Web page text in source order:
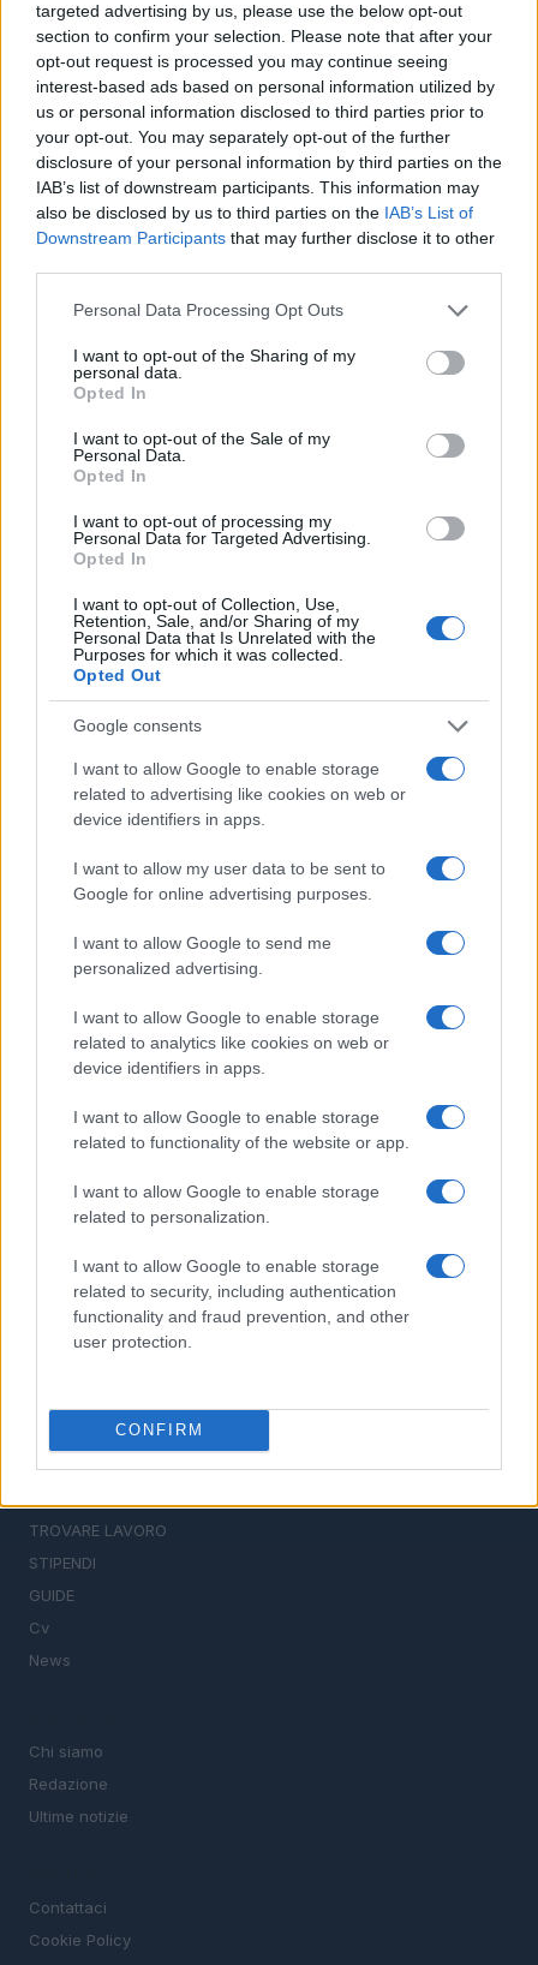
targeted advertising by us, please use the below opt-out
section to confirm your selection. Please note that after your
opt-out request is processed you may continue seeing
interest-based ads based on personal information utilized by
us or personal information disclosed to third parties prior to
your opt-out. You may separately opt-out of the further
disclosure of your personal information by third parties on the
IAB’s list of downstream participants. This information may
also be disclosed by us to third parties on the IAB’s List of
Downstream Participants that may further disclose it to other
Please note that this website/app uses one or more Google
not limited to your visit or usage behaviour. You may click to
grant or deny consent to Google and its third-party tags to
use your data for below specified purposes in below Google
consent section.
Personal Data Processing Opt Outs
I want to opt-out of the Sharing of my
personal data.
Opted In
I want to opt-out of the Sale of my
Personal Data.
Opted In
I want to opt-out of processing my
Personal Data for Targeted Advertising.
Opted In
I want to opt-out of Collection, Use,
Retention, Sale, and/or Sharing of my
Personal Data that Is Unrelated with the
Purposes for which it was collected.
Opted Out
Google consents
I want to allow Google to enable storage
related to advertising like cookies on web or
device identifiers in apps.
I want to allow my user data to be sent to
Google for online advertising purposes.
I want to allow Google to send me
personalized advertising.
I want to allow Google to enable storage
related to analytics like cookies on web or
device identifiers in apps.
I want to allow Google to enable storage
related to functionality of the website or app.
I want to allow Google to enable storage
related to personalization.
I want to allow Google to enable storage
related to security, including authentication
functionality and fraud prevention, and other
user protection.
CONFIRM
La candidatura di Irsina per Capitale Italiana della
Cultura 2029
Susanna Riva · 5 Ago 2026
BREAKING NEWS
Multe ai genitori per i colloqui saltati: la decisione di
Bolzano
Paolo Mariani · 4 Ago 2026
PIÙ LETTI
C’è posta per te, stasera 25 gennaio: gli ospiti e le
Controlli nel settore turistico-alberghiero: dati
allarmanti su lavoro e sicurezza
La candidatura di Irsina per Capitale Italiana della
Cultura 2029
Anac: boom di appalti sotto soglia, 1,5 miliardi nel
2026
il cast
Il portale del lavoro e della carriera. Offerte di lavoro,
TROVARE LAVORO
STIPENDI
GUIDE
Cv
News
Chi siamo
Redazione
Ultime notizie
Contattaci
Cookie Policy